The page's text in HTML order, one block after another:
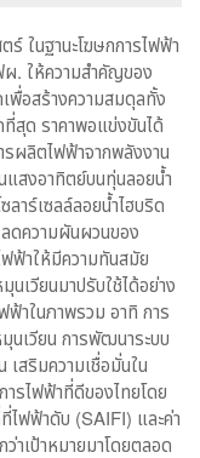
ร์ ในฐานะโฆษกการไฟฟ้า
. ให้ความสำคัญของ
พื่อสร้างความสมดุลทั้ง
สุด ราคาพอแข่งขันได้
ผลิตไฟฟ้าจากพลังงาน
แสงอาทิตย์บนทุ่นลอยน้ำ
าร์เซลล์ลอยน้ำไฮบริด
ดความผันผวนของ
ฟ้าให้มีความทันสมัย
เวียนมาปรับใช้ได้อย่าง
ฟ้าในภาพรวม อาทิ การ
เวียน การพัฒนาระบบ
เสริมความเชื่อมั่นใน
รไฟฟ้าที่ดีของไทยโดย
ไฟฟ้าดับ (SAIFI) และค่า
าเป้าหมายมาโดยตลอด